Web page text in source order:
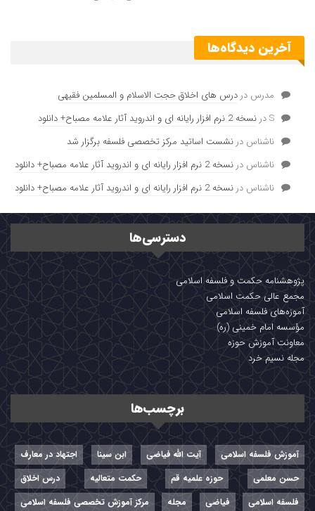
آخرین دیدگاه‌ها
مدرس در درس های اخلاق حجت الاسلام و المسلمین فقیهی
Sدر نسخه 2 نرم افزار رایانه ای و اندروید آثار علامه مصباح+ دانلود
ناشناس در نشست اساتید مرکز تخصصی فلسفه برگزار شد
ناشناس در نسخه 2 نرم افزار رایانه ای و اندروید آثار علامه مصباح+ دانلود
ناشناس در نسخه 2 نرم افزار رایانه ای و اندروید آثار علامه مصباح+ دانلود
دسترسی‌ها
پژوهشنامه حکمت و فلسفه اسلامی
مجمع عالی حکمت اسلامی
آموزه‌های فلسفه اسلامی
مؤسسه امام خمینی (ره)
معاونت آموزش حوزه
مجله نسیم خرد
برچسب‌ها
آموزش فلسفه اسلامی آیت الله فیاضی ابن سینا
اجتهاد در معارف
حسن معلمی
حوزه علمیه قم حکمت متعالیه
درس اخلاق
فلسفه اسلامی
فیاضی مجله مرکز آموزش تخصصی فلسفه اسلامی